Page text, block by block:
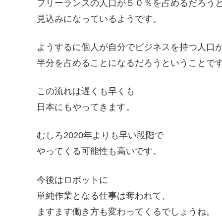
フリーランスの人口が５０％を占めるだろう
見込みになっているようです。
ようするに個人が自分でビジネスを持つ人口
半分を占めることになるだろうということです
この流れは遅くも早くも
日本にもやってきます。
むしろ2020年よりも早い段階で
やってくる可能性も高いです。
今後はロボットに
単純作業となる仕事は奪われて、
ますます働き方も変わってくるでしょうね。